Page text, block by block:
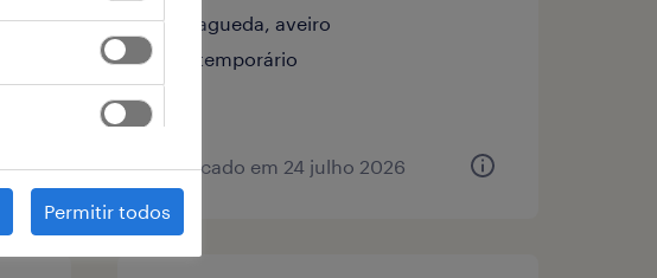
agueda, aveiro
temporário
publicado em 24 julho 2026
Permitir todos